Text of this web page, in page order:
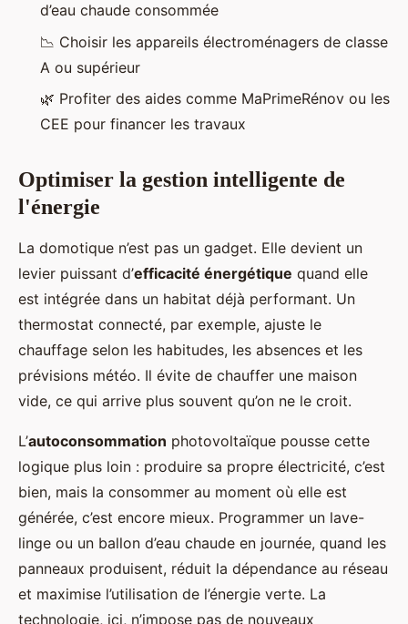
d’eau chaude consommée
📉 Choisir les appareils électroménagers de classe
A ou supérieur
🌿 Profiter des aides comme MaPrimeRénov ou les
CEE pour financer les travaux
Optimiser la gestion intelligente de
l'énergie
La domotique n’est pas un gadget. Elle devient un
levier puissant d’efficacité énergétique quand elle
est intégrée dans un habitat déjà performant. Un
thermostat connecté, par exemple, ajuste le
chauffage selon les habitudes, les absences et les
prévisions météo. Il évite de chauffer une maison
vide, ce qui arrive plus souvent qu’on ne le croit.
L’autoconsommation photovoltaïque pousse cette
logique plus loin : produire sa propre électricité, c’est
bien, mais la consommer au moment où elle est
générée, c’est encore mieux. Programmer un lave-
linge ou un ballon d’eau chaude en journée, quand les
panneaux produisent, réduit la dépendance au réseau
et maximise l’utilisation de l’énergie verte. La
technologie, ici, n’impose pas de nouveaux